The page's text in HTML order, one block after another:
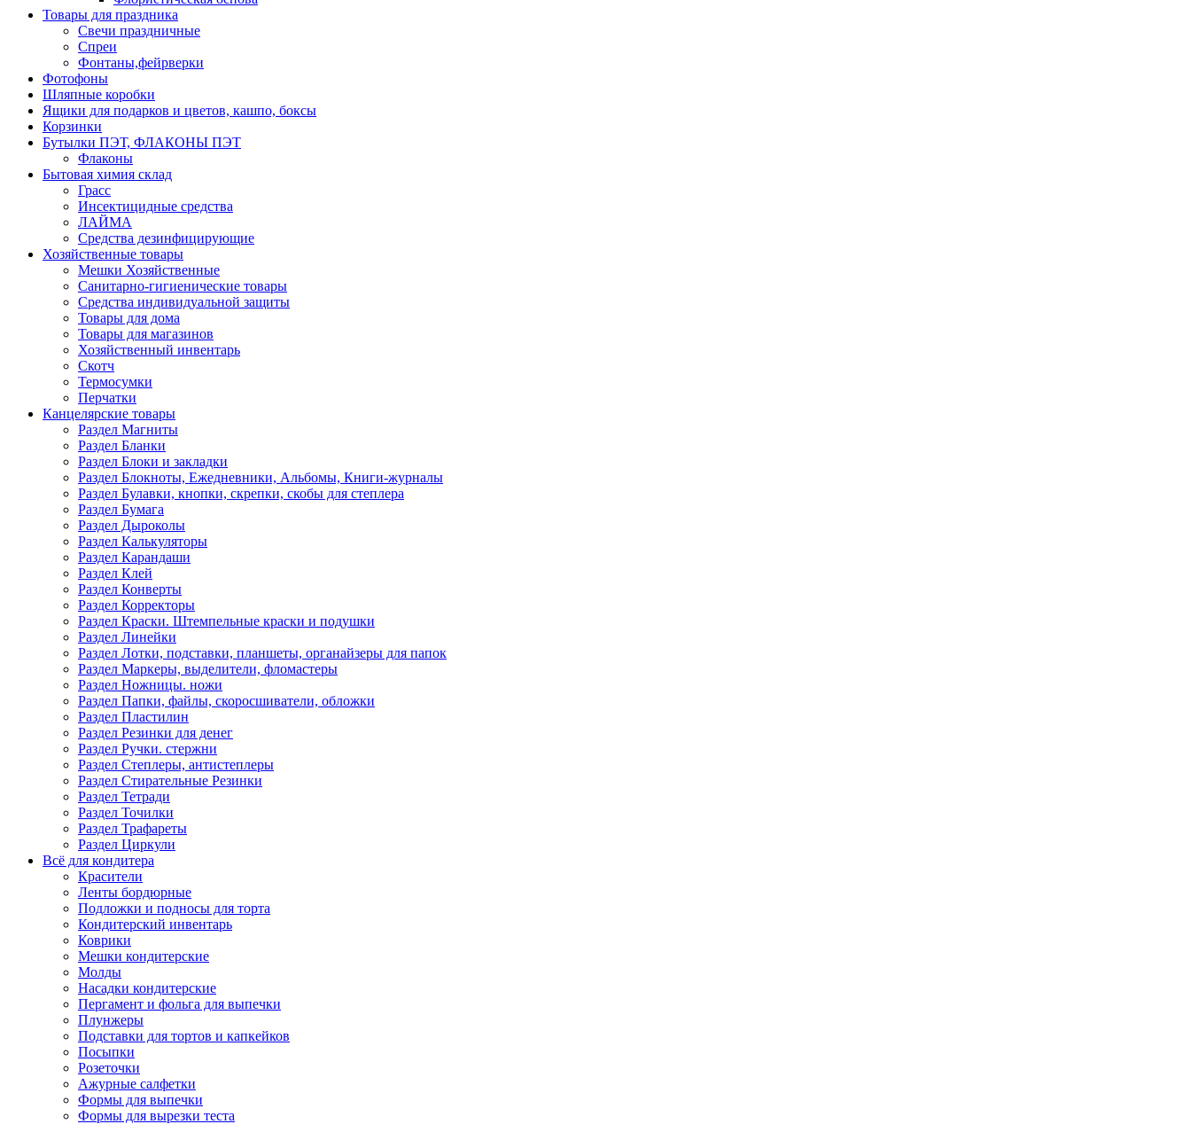
Товары для праздника
Свечи праздничные
Спреи
Фонтаны,фейрверки
Фотофоны
Шляпные коробки
Ящики для подарков и цветов, кашпо, боксы
Корзинки
Бутылки ПЭТ, ФЛАКОНЫ ПЭТ
Флаконы
Бытовая химия склад
Грасс
Инсектицидные средства
ЛАЙМА
Средства дезинфицирующие
Хозяйственные товары
Мешки Хозяйственные
Санитарно-гигиенические товары
Средства индивидуальной защиты
Товары для дома
Товары для магазинов
Хозяйственный инвентарь
Скотч
Термосумки
Перчатки
Канцелярские товары
Раздел Магниты
Раздел Бланки
Раздел Блоки и закладки
Раздел Блокноты, Ежедневники, Альбомы, Книги-журналы
Раздел Булавки, кнопки, скрепки, скобы для степлера
Раздел Бумага
Раздел Дыроколы
Раздел Калькуляторы
Раздел Карандаши
Раздел Клей
Раздел Конверты
Раздел Корректоры
Раздел Краски. Штемпельные краски и подушки
Раздел Линейки
Раздел Лотки, подставки, планшеты, органайзеры для папок
Раздел Маркеры, выделители, фломастеры
Раздел Ножницы. ножи
Раздел Папки, файлы, скоросшиватели, обложки
Раздел Пластилин
Раздел Резинки для денег
Раздел Ручки. стержни
Раздел Степлеры, антистеплеры
Раздел Стирательные Резинки
Раздел Тетради
Раздел Точилки
Раздел Трафареты
Раздел Циркули
Всё для кондитера
Красители
Ленты бордюрные
Подложки и подносы для торта
Кондитерский инвентарь
Коврики
Мешки кондитерские
Молды
Насадки кондитерские
Пергамент и фольга для выпечки
Плунжеры
Подставки для тортов и капкейков
Посыпки
Розеточки
Ажурные салфетки
Формы для выпечки
Формы для вырезки теста